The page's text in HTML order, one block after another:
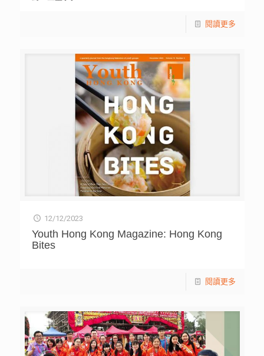
閱讀更多
12/12/2023
Youth Hong Kong Magazine: Hong Kong
Bites
閱讀更多